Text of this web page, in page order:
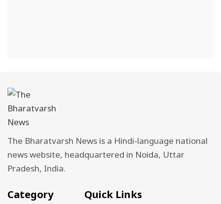
The Bharatvarsh News is a Hindi-language national
news website, headquartered in Noida, Uttar
Pradesh, India.
Category Quick Links